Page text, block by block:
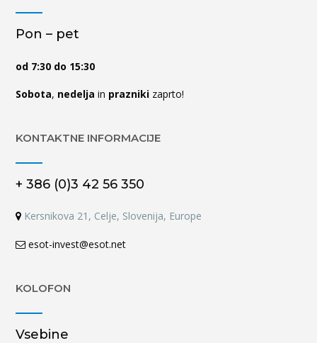
Pon – pet
od 7:30 do 15:30
Sobota, nedelja in prazniki zaprto!
KONTAKTNE INFORMACIJE
+ 386 (0)3 42 56 350
Kersnikova 21, Celje, Slovenija, Europe
esot-invest@esot.net
KOLOFON
Vsebine